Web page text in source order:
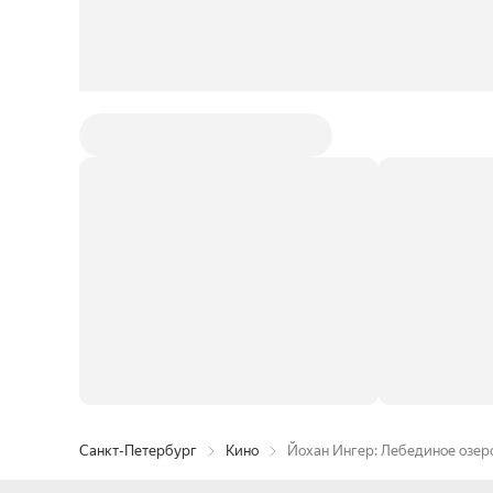
Санкт-Петербург Кино Йохан Ингер: Лебединое